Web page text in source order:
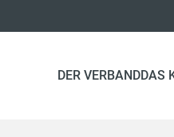
DER VERBANDDAS